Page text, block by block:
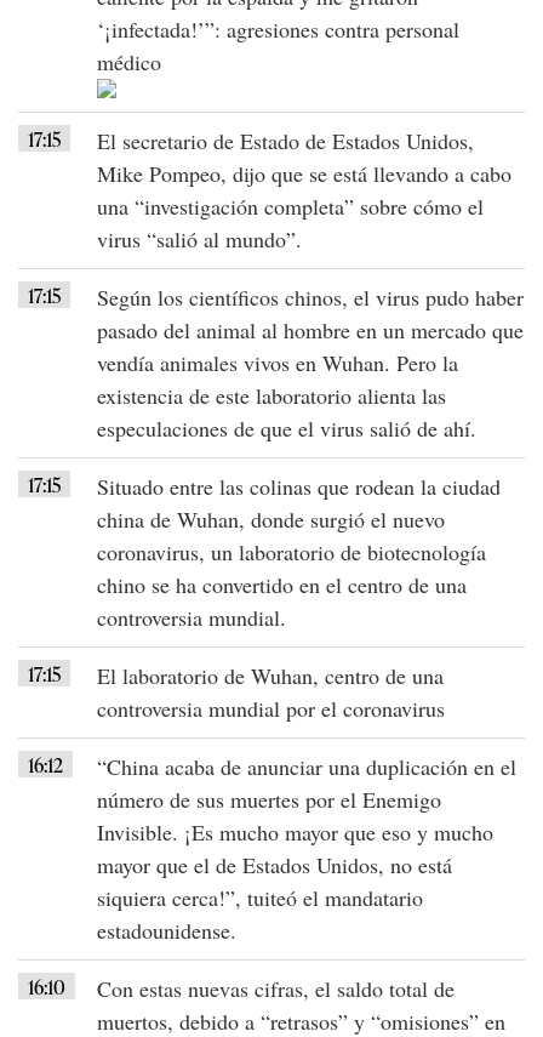
‘¡infectada!’”: agresiones contra personal
médico
17:15
El secretario de Estado de Estados Unidos,
Mike Pompeo, dijo que se está llevando a cabo
una “investigación completa” sobre cómo el
virus “salió al mundo”.
17:15
Según los científicos chinos, el virus pudo haber
pasado del animal al hombre en un mercado que
vendía animales vivos en Wuhan. Pero la
existencia de este laboratorio alienta las
especulaciones de que el virus salió de ahí.
17:15
Situado entre las colinas que rodean la ciudad
china de Wuhan, donde surgió el nuevo
coronavirus, un laboratorio de biotecnología
chino se ha convertido en el centro de una
controversia mundial.
17:15
El laboratorio de Wuhan, centro de una
controversia mundial por el coronavirus
16:12
“China acaba de anunciar una duplicación en el
número de sus muertes por el Enemigo
Invisible. ¡Es mucho mayor que eso y mucho
mayor que el de Estados Unidos, no está
siquiera cerca!”, tuiteó el mandatario
estadounidense.
16:10
Con estas nuevas cifras, el saldo total de
muertos, debido a “retrasos” y “omisiones” en